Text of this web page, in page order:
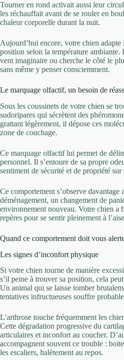
Tourner en rond activait aussi leur
les réchauffait avant de se rouler en
chaleur corporelle durant la nuit.
Aujourd’hui encore, votre chien adapte
position selon la température ambiante.
vent imaginaire ou cherche le côté le
sans même y penser consciemment.
Le marquage olfactif, un besoin de
Sous les coussinets de votre chien se
sudoripares qui sécrètent des
grattant légèrement, il dépose ces
zone de couchage.
Ce marquage olfactif lui permet de
personnel. Il s’entoure de sa propre
sentiment de sécurité et de propriété sur
Ce comportement s’observe davantage
déménagement, un changement de
environnement nouveau. Votre chien a
repères pour se sentir pleinement à
Quand ce comportement doit vous
Les signes d’inconfort physique
Si votre chien tourne de manière
s’il peine à trouver sa position, cela
Un animal qui se laisse tomber
tentatives infructueuses souffre
L’arthrose touche fréquemment les
Cette dégradation progressive du
articulaires et inconfort au coucher.
accompagnent souvent ce trouble :
les escaliers, halètement au repos.